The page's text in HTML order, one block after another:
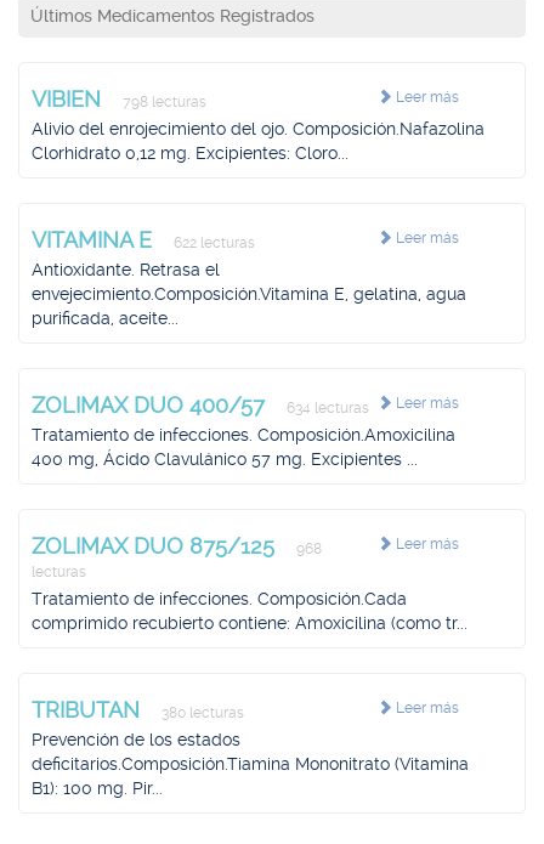
Últimos Medicamentos Registrados
Leer más
VIBIEN 798 lecturas
Alivio del enrojecimiento del ojo. Composición.Nafazolina
Clorhidrato 0,12 mg. Excipientes: Cloro...
Leer más
VITAMINA E 622 lecturas
Antioxidante. Retrasa el
envejecimiento.Composición.Vitamina E, gelatina, agua
purificada, aceite...
Leer más
ZOLIMAX DUO 400/57 634 lecturas
Tratamiento de infecciones. Composición.Amoxicilina
400 mg, Ácido Clavulánico 57 mg. Excipientes ...
Leer más
ZOLIMAX DUO 875/125
968
lecturas
Tratamiento de infecciones. Composición.Cada
comprimido recubierto contiene: Amoxicilina (como tr...
Leer más
TRIBUTAN 380 lecturas
Prevención de los estados
deficitarios.Composición.Tiamina Mononitrato (Vitamina
B1): 100 mg. Pir...